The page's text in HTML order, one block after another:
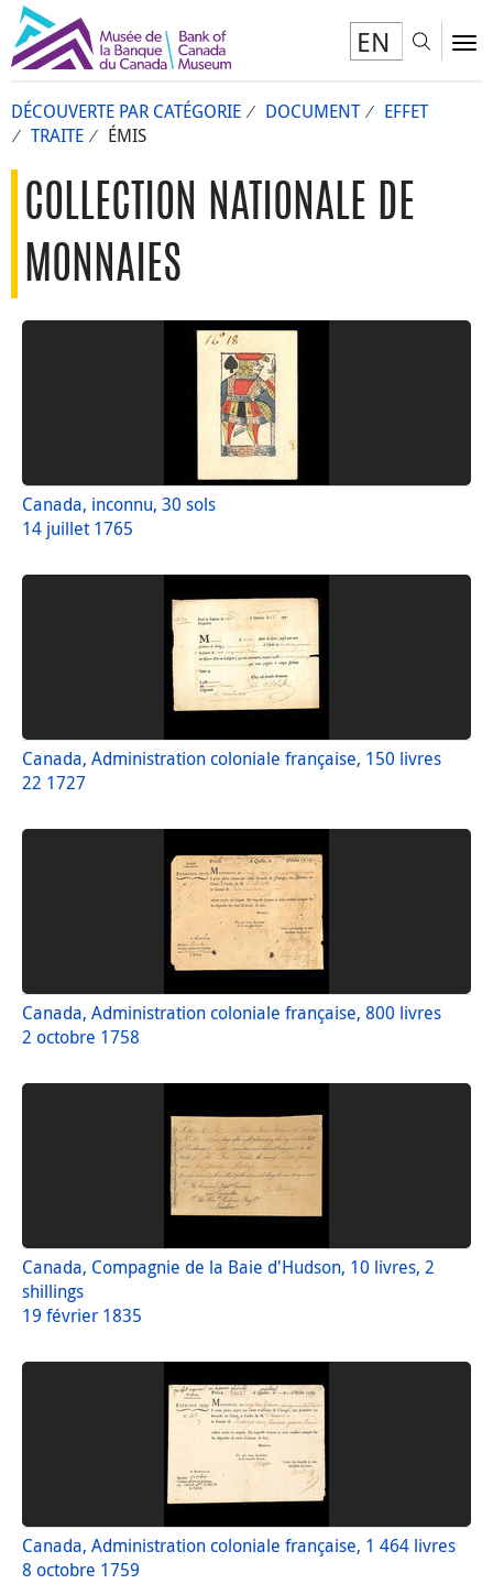
EN
DÉCOUVERTE PAR CATÉGORIE DOCUMENT
EFFET
TRAITE
ÉMIS
COLLECTION NATIONALE DE
MONNAIES
Canada, inconnu, 30 sols
14 juillet 1765
Canada, Administration coloniale française, 150 livres
22 1727
Canada, Administration coloniale française, 800 livres
2 octobre 1758
Canada, Compagnie de la Baie d'Hudson, 10 livres, 2
shillings
19 février 1835
Canada, Administration coloniale française, 1 464 livres
8 octobre 1759